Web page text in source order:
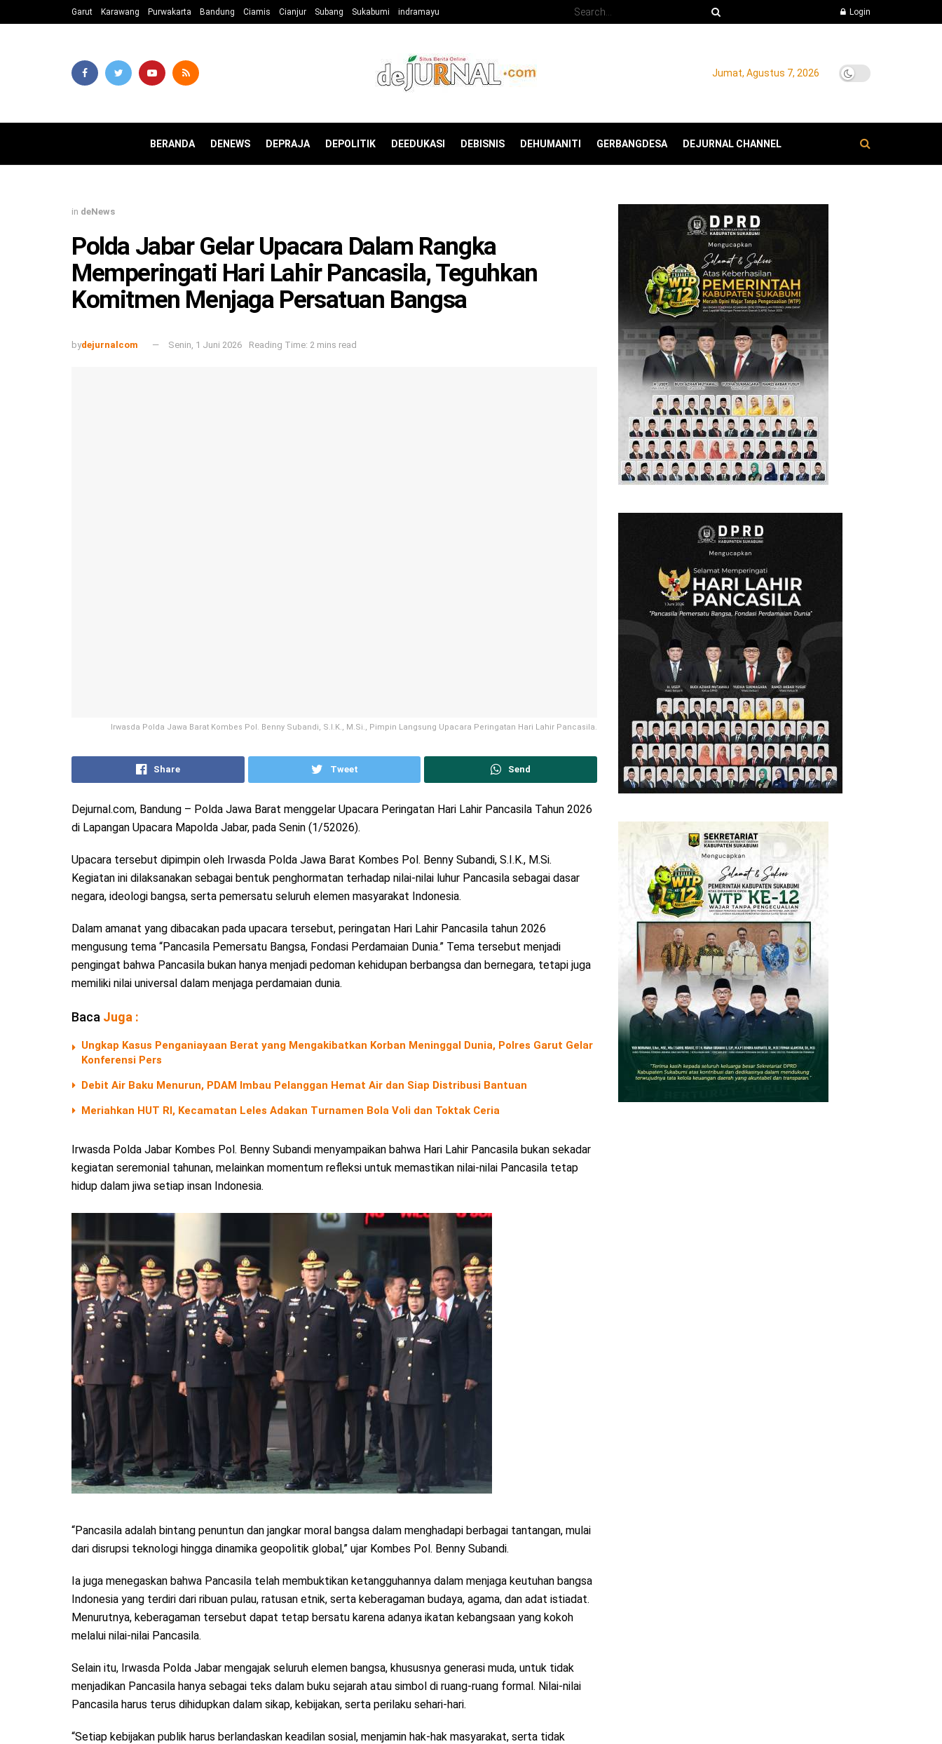
Garut Karawang Purwakarta Bandung Ciamis Cianjur Subang Sukabumi indramayu Login
Jumat, Agustus 7, 2026
BERANDA DENEWS DEPRAJA DEPOLITIK DEEDUKASI DEBISNIS DEHUMANITI GERBANGDESA DEJURNAL CHANNEL
in deNews
Polda Jabar Gelar Upacara Dalam Rangka
Memperingati Hari Lahir Pancasila, Teguhkan
Komitmen Menjaga Persatuan Bangsa
bydejurnalcom Senin, 1 Juni 2026 Reading Time: 2 mins read
Irwasda Polda Jawa Barat Kombes Pol. Benny Subandi, S.I.K., M.Si., Pimpin Langsung Upacara Peringatan Hari Lahir Pancasila.
Share Tweet Send
Dejurnal.com, Bandung – Polda Jawa Barat menggelar Upacara Peringatan Hari Lahir Pancasila Tahun 2026
di Lapangan Upacara Mapolda Jabar, pada Senin (1/52026).
Upacara tersebut dipimpin oleh Irwasda Polda Jawa Barat Kombes Pol. Benny Subandi, S.I.K., M.Si.
Kegiatan ini dilaksanakan sebagai bentuk penghormatan terhadap nilai-nilai luhur Pancasila sebagai dasar
negara, ideologi bangsa, serta pemersatu seluruh elemen masyarakat Indonesia.
Dalam amanat yang dibacakan pada upacara tersebut, peringatan Hari Lahir Pancasila tahun 2026
mengusung tema “Pancasila Pemersatu Bangsa, Fondasi Perdamaian Dunia.” Tema tersebut menjadi
pengingat bahwa Pancasila bukan hanya menjadi pedoman kehidupan berbangsa dan bernegara, tetapi juga
memiliki nilai universal dalam menjaga perdamaian dunia.
Baca Juga :
Ungkap Kasus Penganiayaan Berat yang Mengakibatkan Korban Meninggal Dunia, Polres Garut Gelar
Konferensi Pers
Debit Air Baku Menurun, PDAM Imbau Pelanggan Hemat Air dan Siap Distribusi Bantuan
Meriahkan HUT RI, Kecamatan Leles Adakan Turnamen Bola Voli dan Toktak Ceria
Irwasda Polda Jabar Kombes Pol. Benny Subandi menyampaikan bahwa Hari Lahir Pancasila bukan sekadar
kegiatan seremonial tahunan, melainkan momentum refleksi untuk memastikan nilai-nilai Pancasila tetap
hidup dalam jiwa setiap insan Indonesia.
“Pancasila adalah bintang penuntun dan jangkar moral bangsa dalam menghadapi berbagai tantangan, mulai
dari disrupsi teknologi hingga dinamika geopolitik global,” ujar Kombes Pol. Benny Subandi.
Ia juga menegaskan bahwa Pancasila telah membuktikan ketangguhannya dalam menjaga keutuhan bangsa
Indonesia yang terdiri dari ribuan pulau, ratusan etnik, serta keberagaman budaya, agama, dan adat istiadat.
Menurutnya, keberagaman tersebut dapat tetap bersatu karena adanya ikatan kebangsaan yang kokoh
melalui nilai-nilai Pancasila.
Selain itu, Irwasda Polda Jabar mengajak seluruh elemen bangsa, khususnya generasi muda, untuk tidak
menjadikan Pancasila hanya sebagai teks dalam buku sejarah atau simbol di ruang-ruang formal. Nilai-nilai
Pancasila harus terus dihidupkan dalam sikap, kebijakan, serta perilaku sehari-hari.
“Setiap kebijakan publik harus berlandaskan keadilan sosial, menjamin hak-hak masyarakat, serta tidak